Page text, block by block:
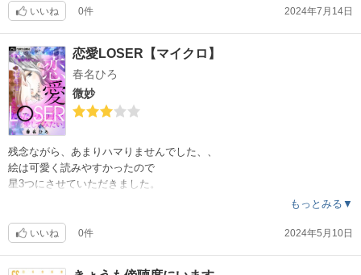
いいね 0件 2024年7月14日
恋愛LOSER【マイクロ】
春名ひろ
微妙
残念ながら、あまりハマりませんでした、、
絵は可愛く読みやすかったので
星3つにさせていただきました。
もっとみる▼
いいね 0件 2024年5月10日